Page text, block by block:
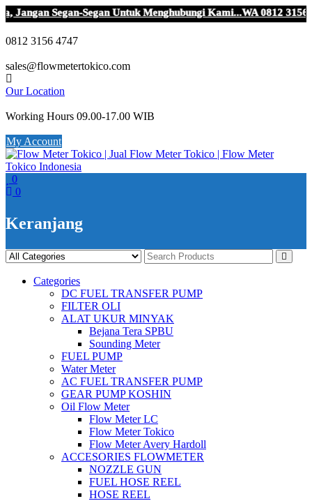
Jangan Segan-Segan Untuk Menghubungi Kami...WA 0812 3156
to
0812 3156 4747
sales@flowmetertokico.com
Our Location
Working Hours 09.00-17.00 WIB
My Account
0
0
Keranjang
Categories
DC FUEL TRANSFER PUMP
FILTER OLI
ALAT UKUR MINYAK
Bejana Tera SPBU
Sounding Meter
FUEL PUMP
Water Meter
AC FUEL TRANSFER PUMP
GEAR PUMP KOSHIN
Oil Flow Meter
Flow Meter LC
Flow Meter Tokico
Flow Meter Avery Hardoll
ACCESORIES FLOWMETER
NOZZLE GUN
FUEL HOSE REEL
HOSE REEL